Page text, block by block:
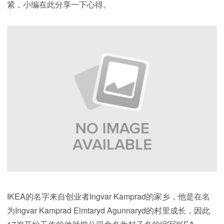
紧，小编在此分享一下心得。
IKEA的名字来自创业者Ingvar Kamprad的家乡，他是在名
为Ingvar Kamprad Elmtaryd Agunnaryd的村里成长，因此